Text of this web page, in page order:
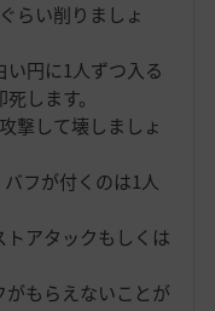
らい削りましょ
円に1人ずつ入る
します。
撃して壊しましょ
フが付くのは1人
アタックもしくは
もらえないことが